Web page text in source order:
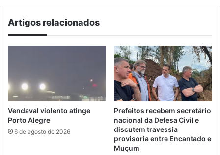
Artigos relacionados
Vendaval violento atinge
Porto Alegre
6 de agosto de 2026
Prefeitos recebem secretário
nacional da Defesa Civil e
discutem travessia
provisória entre Encantado e
Muçum